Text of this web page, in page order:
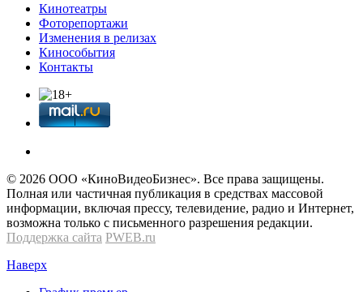
Кинотеатры
Фоторепортажи
Изменения в релизах
Кинособытия
Контакты
© 2026 OOО «КиноВидеоБизнес». Все права защищены.
Полная или частичная публикация в средствах массовой
информации, включая прессу, телевидение, радио и Интернет,
возможна только с письменного разрешения редакции.
Поддержка сайта PWEB.ru
Наверх